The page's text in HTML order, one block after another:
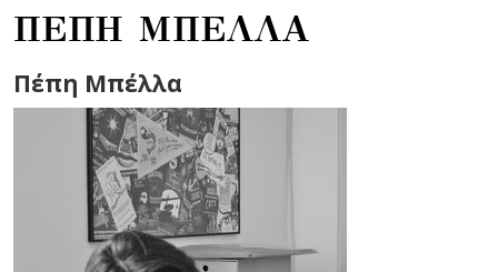
ΠΕΠΗ ΜΠΕΛΛΑ
Πέπη Μπέλλα